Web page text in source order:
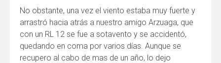
No obstante, una vez el viento estaba muy fuerte y
arrastró hacia atrás a nuestro amigo Arzuaga, que
con un RL 12 se fue a sotavento y se accidentó,
quedando en coma por varios días. Aunque se
recupero al cabo de mas de un año, lo dejo